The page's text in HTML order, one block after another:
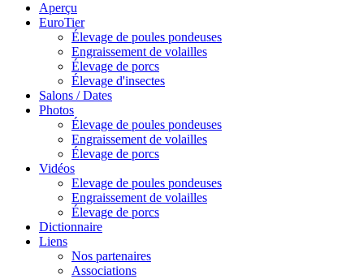
Aperçu
EuroTier
Élevage de poules pondeuses
Engraissement de volailles
Élevage de porcs
Élevage d'insectes
Salons / Dates
Photos
Élevage de poules pondeuses
Engraissement de volailles
Élevage de porcs
Vidéos
Elevage de poules pondeuses
Engraissement de volailles
Élevage de porcs
Dictionnaire
Liens
Nos partenaires
Associations